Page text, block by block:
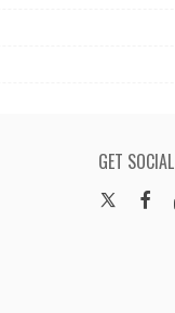
GET SOCIAL